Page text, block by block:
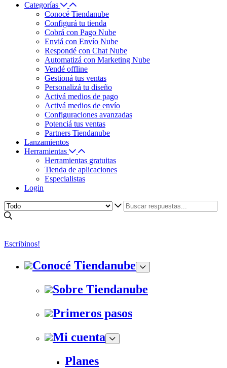
Categorías
Conocé Tiendanube
Configurá tu tienda
Cobrá con Pago Nube
Enviá con Envío Nube
Respondé con Chat Nube
Automatizá con Marketing Nube
Vendé offline
Gestioná tus ventas
Personalizá tu diseño
Activá medios de pago
Activá medios de envío
Configuraciones avanzadas
Potenciá tus ventas
Partners Tiendanube
Lanzamientos
Herramientas
Herramientas gratuitas
Tienda de aplicaciones
Especialistas
Login
Escribinos!
Conocé Tiendanube
Sobre Tiendanube
Primeros pasos
Mi cuenta
Planes